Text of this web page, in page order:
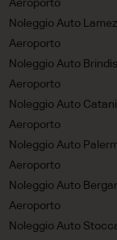
Aeroporto
Noleggio Auto
Aeroporto
Noleggio Auto
Aeroporto
Noleggio Auto
Aeroporto
Noleggio Auto
Aeroporto
Noleggio Auto
Aeroporto
Noleggio Auto